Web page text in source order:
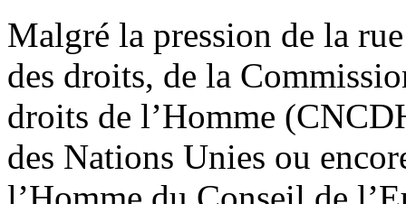
Malgré la pression de la
des droits, de la
droits de l’Homme
des Nations Unies ou